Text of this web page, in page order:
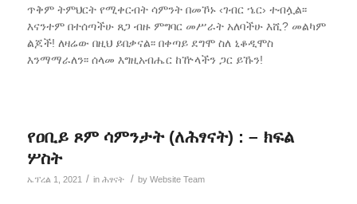
ጥቅም ትምህርት የሚቀርብት ሳምንት በመኾኑ ‹ገብር ኄር› ተብሏል፡፡
እናንተም በተሰጣችሁ ጸጋ ብዙ ምግባር መሥራት አለባችሁ እሺ? መልካም
ልጆች! ለዛሬው በዚህ ይበቃናል፡፡ በቀጣይ ደግሞ ስለ ኒቆዲሞስ
እንማማራለን፡፡ ሰላመ እግዚአብሔር ከዅላችን ጋር ይኹን!
የዐቢይ ጾም ሳምንታት (ለሕፃናት) : – ክፍል
ሦስት
ኤፕረል 1, 2021 / in ሕፃናት / by Website Team